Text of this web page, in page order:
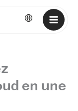
Français
en une